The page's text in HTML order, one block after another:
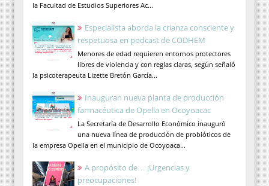
la Facultad de Estudios Superiores Ac...
Especialista aborda la crianza consciente y
respetuosa en podcast de CODHEM
Menores de edad requieren entornos protectores
libres de violencia y con reglas claras, según señaló
la psicoterapeuta Lizette Bretón García...
Inauguran nueva planta de producción
farmacéutica de Opella en Ocoyoacac
La Secretaría de Desarrollo Económico inauguró
una nueva línea de producción de probióticos de
la empresa Opella en el municipio de Ocoyoaca...
A propósito de… ¡Urgencias y
preocupaciones!